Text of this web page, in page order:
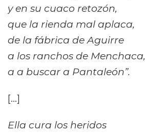
y en su cuaco retozón,
que la rienda mal aplaca,
de la fábrica de Aguirre
a los ranchos de Menchaca,
a a buscar a Pantaleón”.
[…]
Ella cura los heridos